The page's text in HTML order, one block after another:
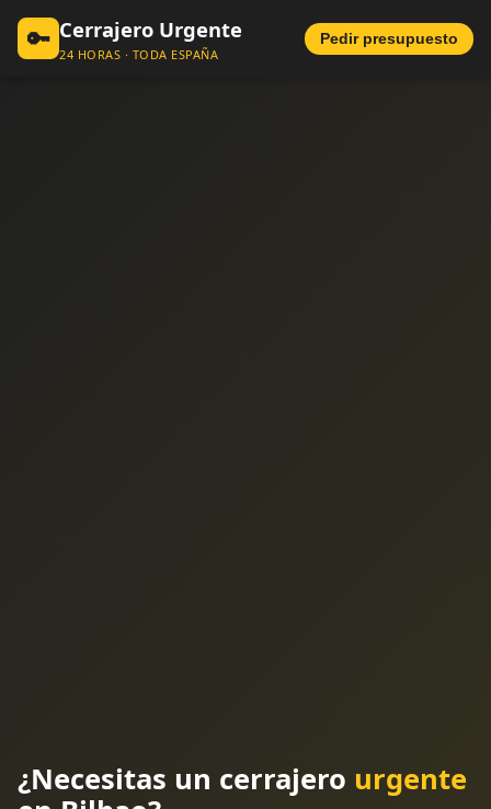
🔑 Cerrajero Urgente
24 HORAS · TODA ESPAÑA
Pedir presupuesto
¿Necesitas un cerrajero urgente